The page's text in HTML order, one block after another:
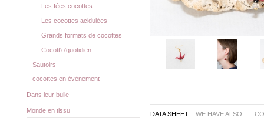
DATA SHEET WE HAVE ALSO...
Les fées cocottes
Les cocottes acidulées
Grands formats de cocottes
Cocott'o'quotidien
Sautoirs
cocottes en évènement
Dans leur bulle
Monde en tissu